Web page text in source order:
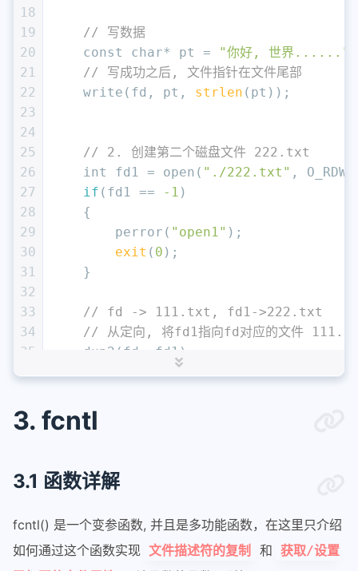
18
19
20
21
22
23
24
25
26
27
28
29
30
31
32
33
34
35
38
39
41
42
44
45
// 写数据
const
char* pt = "你好, 世界......"
// 写成功之后, 文件指针在文件尾部
    write(fd, pt,
strlen (pt));
// 2. 创建第二个磁盘文件 222.txt
int
fd1 = open( "./222.txt" ,
if (fd1 == -1 )
    {
        perror(
"open1" );
exit ( 0 );
    }
// fd -> 111.txt, fd1->222.txt
// 从定向, 将fd1指向fd对应的文件
    dup2(fd, fd1);
    close(fd);
const
    write(fd1, ppt,
return 0 ;
3. fcntl
3.1 函数详解
fcntl() 是一个变参函数, 并且是多功能函数，在这里只介绍
如何通过这个函数实现 文件描述符的复制 和 获取/设置